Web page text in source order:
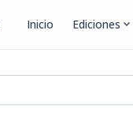
Inicio Ediciones expand_more